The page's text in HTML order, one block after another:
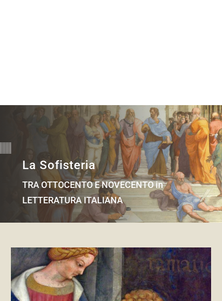
La Sofisteria
TRA OTTOCENTO E NOVECENTO in
LETTERATURA ITALIANA